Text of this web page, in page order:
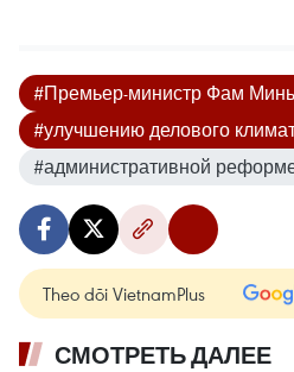
#Премьер-министр Фам
#улучшению делового
#административной
Theo dõi VietnamPlus
СМОТРЕТЬ ДАЛЕЕ